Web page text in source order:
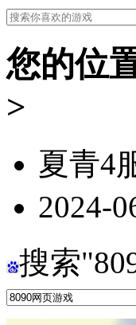
您的位
>
夏青4
2024-
搜索